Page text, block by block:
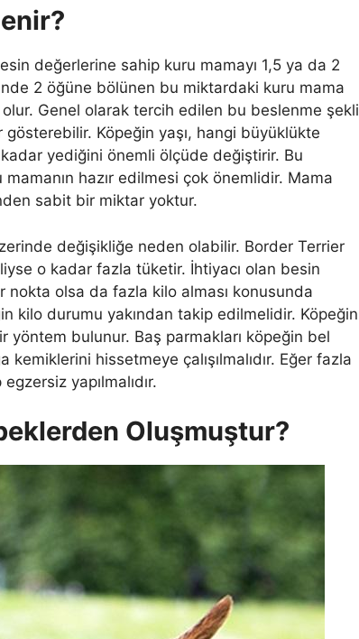
değerlerine sahip kuru mamayı 1,5 ya da 2
2 öğüne bölünen bu miktardaki kuru mama
Genel olarak tercih edilen bu beslenme şekli
Köpeğin yaşı, hangi büyüklükte
yediğini önemli ölçüde değiştirir. Bu
hazır edilmesi çok önemlidir. Mama
sabit bir miktar yoktur.
değişikliğe neden olabilir. Border Terrier
o kadar fazla tüketir. İhtiyacı olan besin
nokta olsa da fazla kilo alması konusunda
kilo durumu yakından takip edilmelidir. Köpeğin
bulunur. Baş parmakları köpeğin bel
hissetmeye çalışılmalıdır. Eğer fazla
yapılmalıdır.
Oluşmuştur?